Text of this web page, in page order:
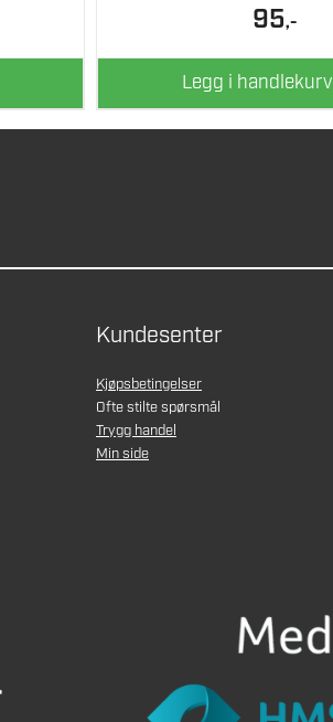
95,-
Legg i handlekurv
Kundesenter
Kjøpsbetingelser
Ofte stilte spørsmål
Trygg handel
Min side